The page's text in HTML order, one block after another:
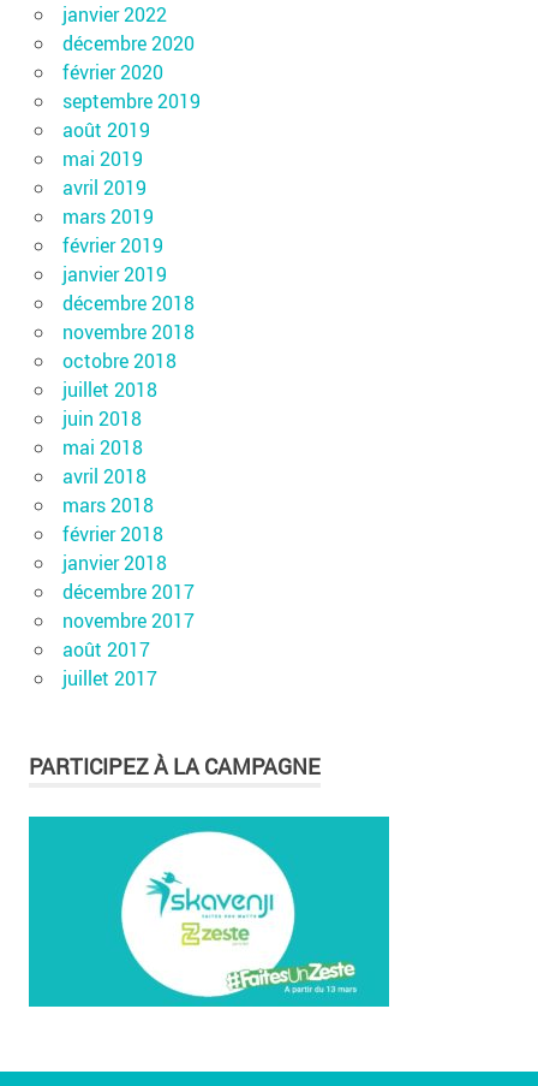
janvier 2022
décembre 2020
février 2020
septembre 2019
août 2019
mai 2019
avril 2019
mars 2019
février 2019
janvier 2019
décembre 2018
novembre 2018
octobre 2018
juillet 2018
juin 2018
mai 2018
avril 2018
mars 2018
février 2018
janvier 2018
décembre 2017
novembre 2017
août 2017
juillet 2017
PARTICIPEZ À LA CAMPAGNE